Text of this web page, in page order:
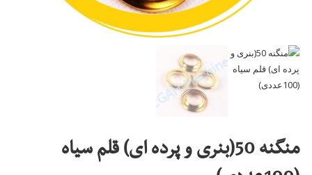
منگنه 50(بنری و پرده ای) قلم سیاه